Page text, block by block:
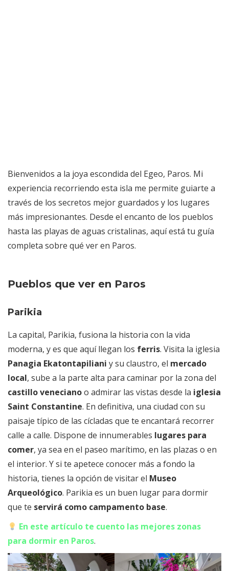
Bienvenidos a la joya escondida del Egeo, Paros. Mi
experiencia recorriendo esta isla me permite guiarte a
través de los secretos mejor guardados y los lugares
más impresionantes. Desde el encanto de los pueblos
hasta las playas de aguas cristalinas, aquí está tu guía
completa sobre qué ver en Paros.
Pueblos que ver en Paros
Parikia
La capital, Parikia, fusiona la historia con la vida
moderna, y es que aquí llegan los ferris. Visita la iglesia
Panagia Ekatontapiliani y su claustro, el mercado
local, sube a la parte alta para caminar por la zona del
castillo venecianoo admirar las vistas desde la iglesia
Saint Constantine. En definitiva, una ciudad con su
paisaje típico de las cícladas que te encantará recorrer
calle a calle. Dispone de innumerables lugares para
comer, ya sea en el paseo marítimo, en las plazas o en
el interior. Y si te apetece conocer más a fondo la
historia, tienes la opción de visitar el Museo
Arqueológico. Parikia es un buen lugar para dormir
que te servirá como campamento base.
En este artículo te cuento las mejores zonas
para dormir en Paros.